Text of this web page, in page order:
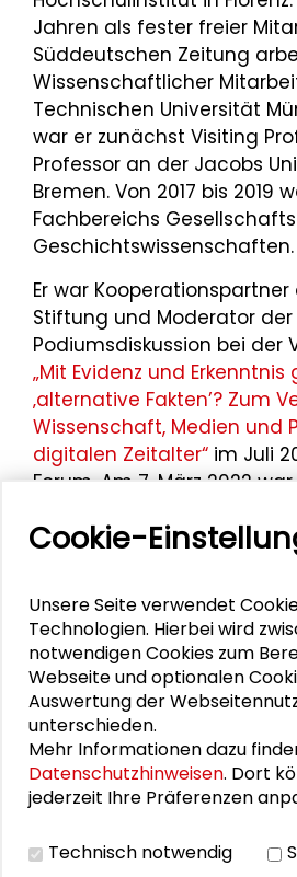
Jahren als fester freier
Süddeutschen Zeitung
Wissenschaftlicher
Technischen Universität
war er zunächst Visiting
Professor an der Jacobs
Bremen. Von 2017 bis 2019
Fachbereichs
Geschichtswissenschaften.
Er war
Stiftung und Moderator der
Podiumsdiskussion bei der
„Mit Evidenz und Erkenntnis
‚alternative Fakten’? Zum
Wissenschaft, Medien und
digitalen Zeitalter“ im Juli
Forum. Am 7. März 2022
öffentlichen
Europa. Einschätzungen zur
Osteuropa und deren
Personen im
Hans Jürgen Prömel
Andrea Rapp
Cookie-
Unsere Seite verwendet
Technologien. Hierbei wird
notwendigen Cookies zum
Webseite und optionalen
Auswertung der
unterschieden.
Mehr Informationen dazu
Datenschutzhinweisen. Dort
jederzeit Ihre Präferenzen
Technisch notwendig